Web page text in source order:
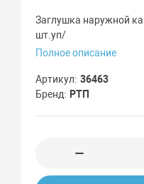
Заглушка наружной
шт.уп/
Полное описание
Артикул 36463
Бренд
РТП